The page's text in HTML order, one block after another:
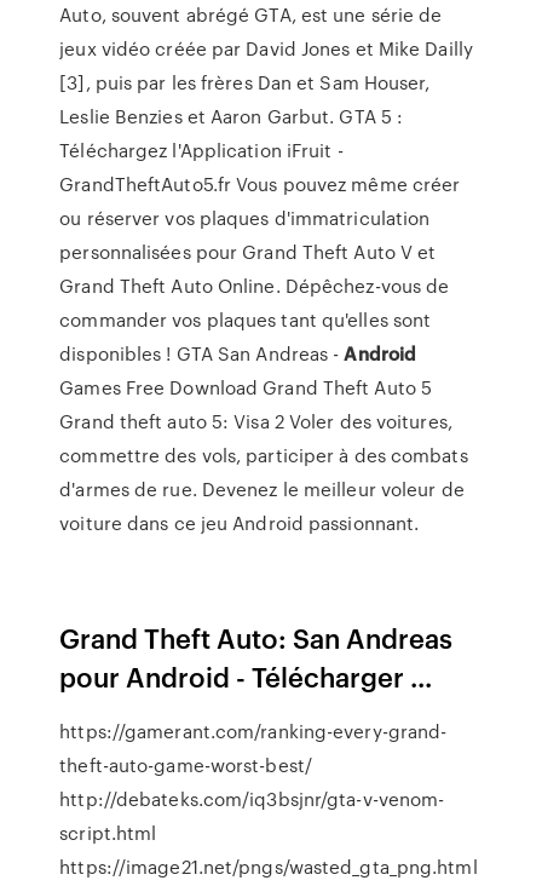
Auto, souvent abrégé GTA, est une série de
jeux vidéo créée par David Jones et Mike Dailly
[3], puis par les frères Dan et Sam Houser,
Leslie Benzies et Aaron Garbut. GTA 5 :
Téléchargez l'Application iFruit -
GrandTheftAuto5.fr Vous pouvez même créer
ou réserver vos plaques d'immatriculation
personnalisées pour Grand Theft Auto V et
Grand Theft Auto Online. Dépêchez-vous de
commander vos plaques tant qu'elles sont
disponibles ! GTA San Andreas -Android
Games Free Download Grand Theft Auto 5
Grand theft auto 5: Visa 2 Voler des voitures,
commettre des vols, participer à des combats
d'armes de rue. Devenez le meilleur voleur de
voiture dans ce jeu Android passionnant.
Grand Theft Auto: San Andreas
pour Android - Télécharger ...
https://gamerant.com/ranking-every-grand-
theft-auto-game-worst-best/
http://debateks.com/iq3bsjnr/gta-v-venom-
script.html
https://image21.net/pngs/wasted_gta_png.html